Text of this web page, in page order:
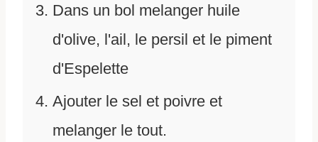
Dans un bol melanger huile
d'olive, l'ail, le persil et le piment
d'Espelette
Ajouter le sel et poivre et
melanger le tout.